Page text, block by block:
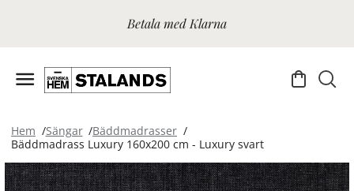
Betala med Klarna
Hem Sängar
Bäddmadrasser
Bäddmadrass Luxury 160x200 cm - Luxury svart